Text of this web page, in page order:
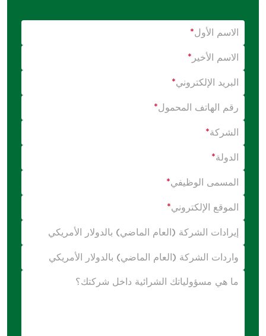
الاسم الأول*
الاسم الأخير *
البريد الإلكتروني*
رقم الهاتف المحمول*
الشركة*
الدولة*
المسمى الوظيفي*
الموقع الإلكتروني*
إيرادات الشركة (العام الماضي) بالدولار الأمريكي
واردات الشركة (العام الماضي) بالدولار الأمريكي
ما هي مسؤولياتك الشرائية داخل شركتك؟